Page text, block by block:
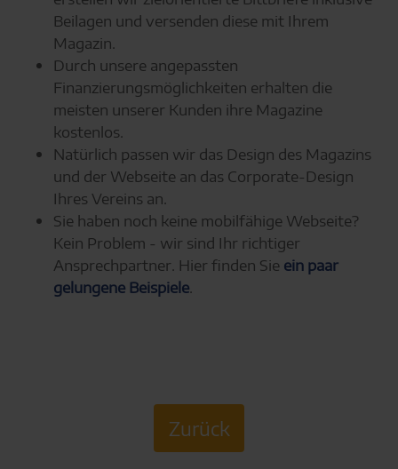
Beilagen und versenden diese mit Ihrem
Magazin.
Durch unsere angepassten
Finanzierungsmöglichkeiten erhalten die
meisten unserer Kunden ihre Magazine
kostenlos.
Natürlich passen wir das Design des Magazins
und der Webseite an das Corporate-Design
Ihres Vereins an.
Sie haben noch keine mobilfähige Webseite?
Kein Problem - wir sind Ihr richtiger
Ansprechpartner. Hier finden Sie ein paar
gelungene Beispiele.
Zurück